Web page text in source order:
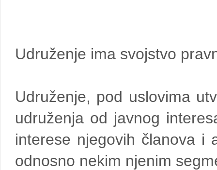
Udruženje ima svojstvo
Udruženje, pod uslovima
udruženja od javnog
interese njegovih članova i
odnosno nekim njenim